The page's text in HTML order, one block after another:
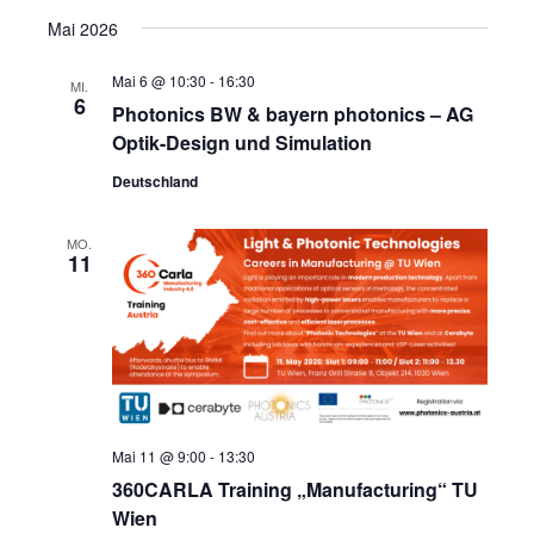
Mai 2026
MI.
6
Photonics BW & bayern photonics – AG
Optik-Design und Simulation
Mai 6 @ 10:30 - 16:30
Deutschland
MO.
11
360CARLA Training „Manufacturing“ TU
Wien
Mai 11 @ 9:00 - 13:30